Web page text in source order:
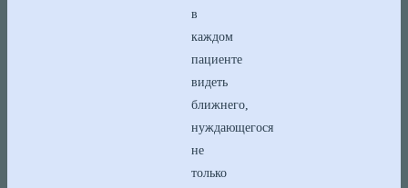
в
каждом
пациенте
видеть
ближнего,
нуждающегося
не
только